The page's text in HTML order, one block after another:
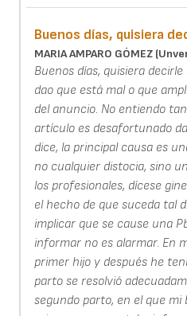
Buenos días, quisiera
MARIA AMPARO GÓMEZ
Buenos días, quisiera
dao que está mal o que
del anuncio. No entiendo
artículo es desafortunado
dice, la principal causa es
no cualquier distocia, sino
los profesionales, dícese
el hecho de que suceda tal
implicar que se cause una
informar no es alarmar. En
primer hijo y después he
parto se resolvió
segundo parto, en el que mi